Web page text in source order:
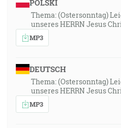
1:15:30
Lebo vám je trpezlivosti
vykonáte vôľu Božiu,
1:15:50
A Hospodin mi riekol:
bdejem nad svojím
1:12]
POLSKI
Thema: (Ostersonntag)
unseres HERRN Jesus
MP3
DEUTSCH
Thema: (Ostersonntag)
unseres HERRN Jesus
MP3